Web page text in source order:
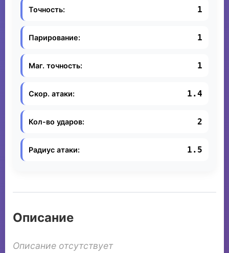
Точность: 1
Парирование: 1
Маг. точность: 1
Скор. атаки: 1.4
Кол-во ударов: 2
Радиус атаки: 1.5
Описание
Описание отсутствует